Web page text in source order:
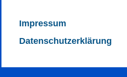
Impressum
Datenschutzerklärung